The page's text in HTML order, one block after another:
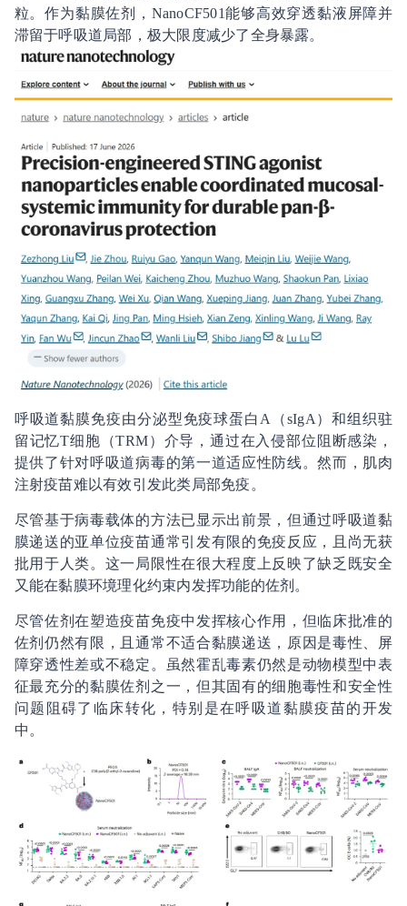
粒。作为黏膜佐剂，NanoCF501能够高效穿透黏液屏障并
滞留于呼吸道局部，极大限度减少了全身暴露。
呼吸道黏膜免疫由分泌型免疫球蛋白A（sIgA）和组织驻
留记忆T细胞（TRM）介导，通过在入侵部位阻断感染，
提供了针对呼吸道病毒的第一道适应性防线。然而，肌肉
注射疫苗难以有效引发此类局部免疫。
尽管基于病毒载体的方法已显示出前景，但通过呼吸道黏
膜递送的亚单位疫苗通常引发有限的免疫反应，且尚无获
批用于人类。这一局限性在很大程度上反映了缺乏既安全
又能在黏膜环境理化约束内发挥功能的佐剂。
尽管佐剂在塑造疫苗免疫中发挥核心作用，但临床批准的
佐剂仍然有限，且通常不适合黏膜递送，原因是毒性、屏
障穿透性差或不稳定。虽然霍乱毒素仍然是动物模型中表
征最充分的黏膜佐剂之一，但其固有的细胞毒性和安全性
问题阻碍了临床转化，特别是在呼吸道黏膜疫苗的开发
中。